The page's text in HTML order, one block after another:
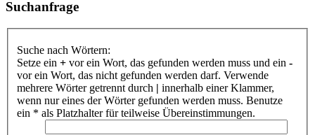
Suchanfrage
Suche nach Wörtern:
Setze ein + vor ein Wort, das gefunden werden muss und ein -
vor ein Wort, das nicht gefunden werden darf. Verwende
mehrere Wörter getrennt durch | innerhalb einer Klammer,
wenn nur eines der Wörter gefunden werden muss. Benutze
ein * als Platzhalter für teilweise Übereinstimmungen.